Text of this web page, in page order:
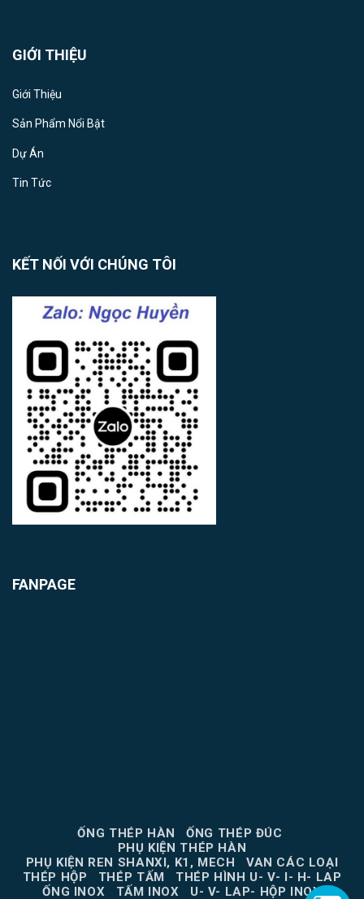
GIỚI THIỆU
Giới Thiệu
Sản Phẩm Nổi Bật
Dự Án
Tin Tức
KẾT NỐI VỚI CHÚNG TÔI
FANPAGE
ỐNG THÉP HÀN
ỐNG THÉP ĐÚC
PHỤ KIỆN THÉP HÀN
PHỤ KIỆN REN SHANXI, K1, MECH
VAN CÁC LOẠI
THÉP HỘP
THÉP TẤM
THÉP HÌNH U- V- I- H- LAP
ỐNG INOX
TẤM INOX
U- V- LAP- HỘP INOX